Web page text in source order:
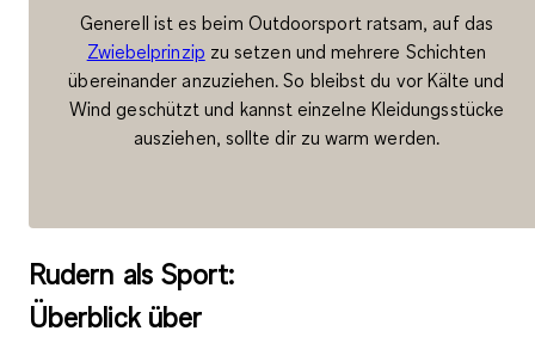
Generell ist es beim Outdoorsport ratsam, auf das
Zwiebelprinzip zu setzen und mehrere Schichten
übereinander anzuziehen. So bleibst du vor Kälte und
Wind geschützt und kannst einzelne Kleidungsstücke
ausziehen, sollte dir zu warm werden.
Rudern als Sport:
Überblick über